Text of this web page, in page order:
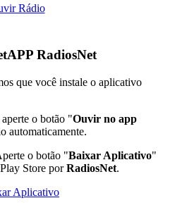
Rádio
APP RadiosNet
que você instale o aplicativo
o botão "Ouvir no app
automaticamente.
o botão "Baixar Aplicativo"
Store porRadiosNet.
Aplicativo